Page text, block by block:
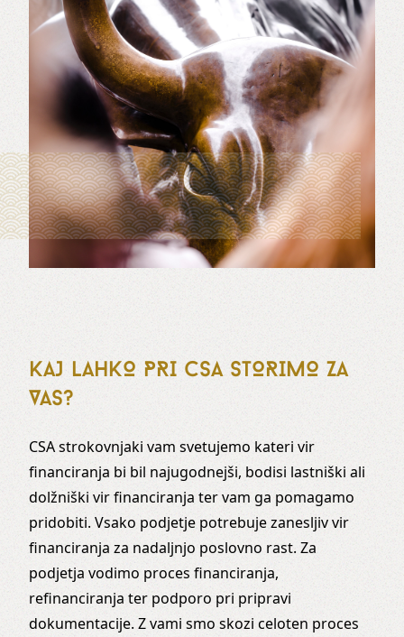
KAJ LAHKO PRI CSA STORIMO ZA
VAS?
CSA strokovnjaki vam svetujemo kateri vir
financiranja bi bil najugodnejši, bodisi lastniški ali
dolžniški vir financiranja ter vam ga pomagamo
pridobiti. Vsako podjetje potrebuje zanesljiv vir
financiranja za nadaljnjo poslovno rast. Za
podjetja vodimo proces financiranja,
refinanciranja ter podporo pri pripravi
dokumentacije. Z vami smo skozi celoten proces